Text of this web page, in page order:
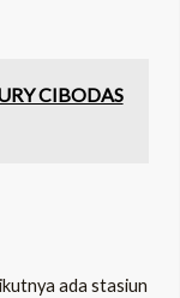
CIBODAS
ada stasiun